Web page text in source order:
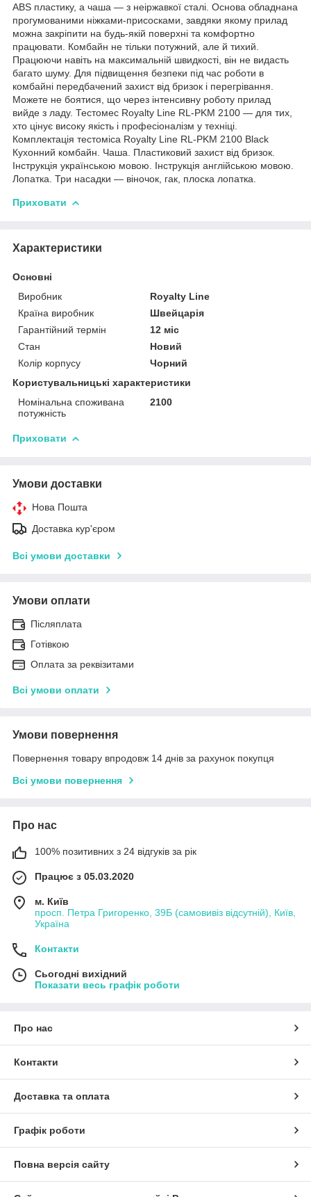
ABS пластику, а чаша — з неіржавкої сталі. Основа обладнана
прогумованими ніжками-присосками, завдяки якому прилад
можна закріпити на будь-якій поверхні та комфортно
працювати. Комбайн не тільки потужний, але й тихий.
Працюючи навіть на максимальній швидкості, він не видасть
багато шуму. Для підвищення безпеки під час роботи в
комбайні передбачений захист від бризок і перегрівання.
Можете не боятися, що через інтенсивну роботу прилад
вийде з ладу. Тестомес Royalty Line RL-PKM 2100 — для тих,
хто цінує високу якість і професіоналізм у техніці.
Комплектація тестоміса Royalty Line RL-PKM 2100 Black
Кухонний комбайн. Чаша. Пластиковий захист від бризок.
Інструкція українською мовою. Інструкція англійською мовою.
Лопатка. Три насадки — віночок, гак, плоска лопатка.
Приховати
Характеристики
Основні
Виробник
Royalty Line
Країна виробник
Швейцарія
Гарантійний термін
12 міс
Стан
Новий
Колір корпусу
Чорний
Користувальницькі характеристики
Номінальна споживана
потужність
2100
Приховати
Умови доставки
Нова Пошта
Доставка кур'єром
Всі умови доставки
Умови оплати
Післяплата
Готівкою
Оплата за реквізитами
Всі умови оплати
Умови повернення
Повернення товару впродовж 14 днів за рахунок покупця
Всі умови повернення
Про нас
100% позитивних з 24 відгуків за рік
Працює з 05.03.2020
м. Київ
просп. Петра Григоренко, 39Б (самовивіз відсутній), Київ,
Україна
Контакти
Сьогодні вихідний
Показати весь графік роботи
Про нас
Контакти
Доставка та оплата
Графік роботи
Повна версія сайту